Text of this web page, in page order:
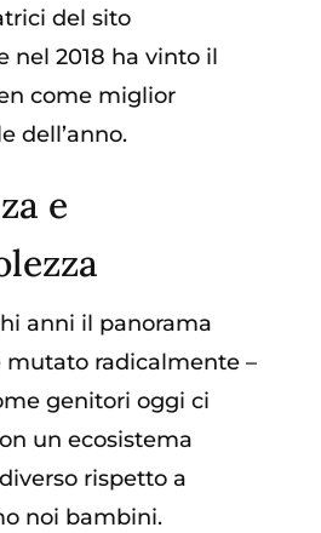
del sito
nel 2018 ha vinto il
come miglior
dell’anno.
e
anni il panorama
radicalmente –
genitori oggi ci
un ecosistema
rispetto a
noi bambini.